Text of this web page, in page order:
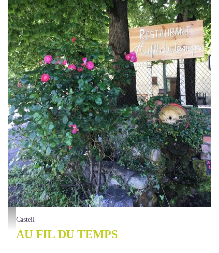
Au fils du temps - Au fils du temps
Casteil
AU FIL DU TEMPS